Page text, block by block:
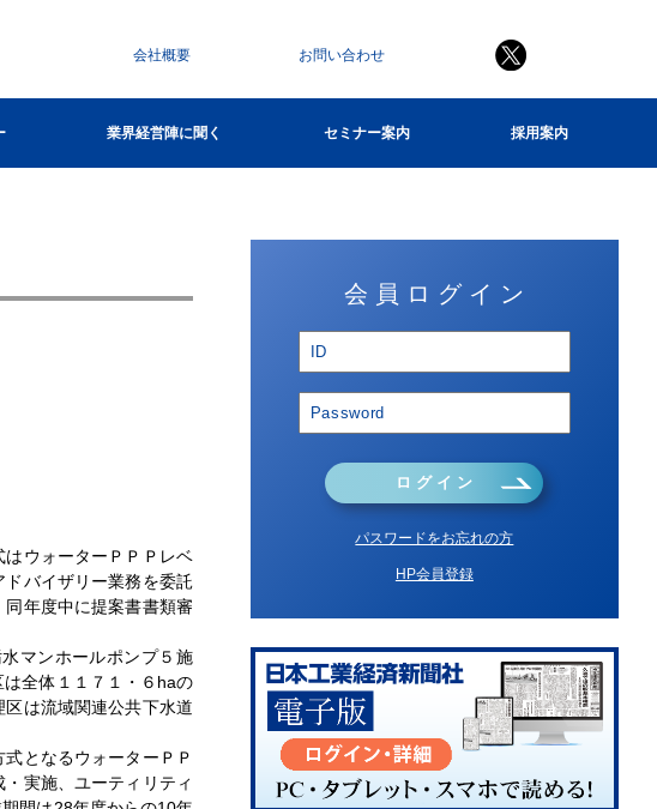
会社概要 お問い合わせ
業界経営陣に聞く セミナー案内 採用案内
ウォーターＰＰＰレベ
バイザリー業務を委託
年度中に提案書書類審
マンホールポンプ５施
全体１１７１・６haの
は流域関連公共下水道
となるウォーターＰＰ
実施、ユーティリティ
会 員 ロ グ イ ン
ロ グ イ ン
パスワードをお忘れの方
HP会員登録